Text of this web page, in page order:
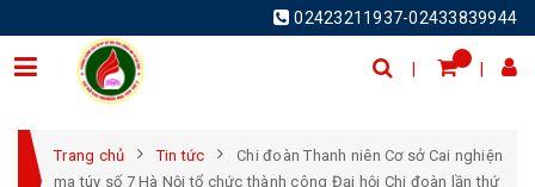
02423211937-02433839944
Trang chủ Tin tức
Chi đoàn Thanh niên Cơ sở Cai nghiện
ma túy số 7 Hà Nội tổ chức thành công Đại hội Chi đoàn lần thứ